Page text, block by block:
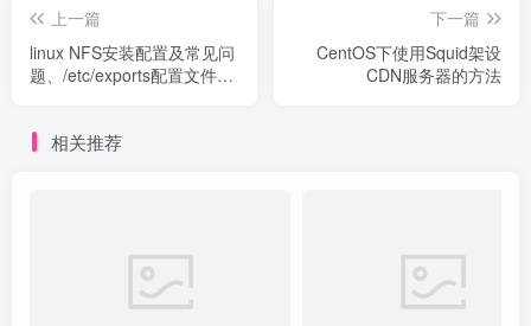
上一篇
linux NFS安装配置及常见问
题、/etc/exports配置文件、
下一篇
CentOS下使用Squid架设
CDN服务器的方法
相关推荐